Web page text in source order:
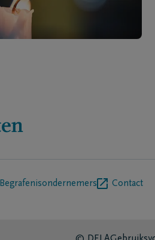
Begrafenisondernemers Contact